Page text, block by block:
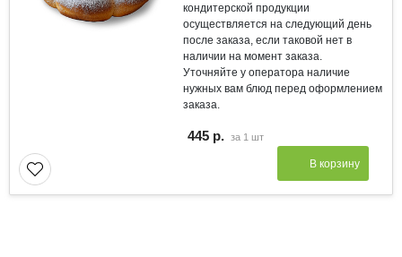
кондитерской продукции
осуществляется на следующий день
после заказа, если таковой нет в
наличии на момент заказа.
Уточняйте у оператора наличие
нужных вам блюд перед оформлением
заказа.
445 р. за 1 шт
В корзину